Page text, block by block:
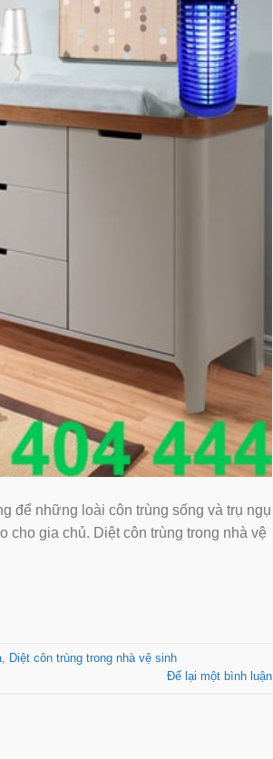
để những loài côn trùng sống và trụ ngụ
cho gia chủ. Diệt côn trùng trong nhà vệ
, Diệt côn trùng trong nhà vệ sinh
Để lại một bình luận